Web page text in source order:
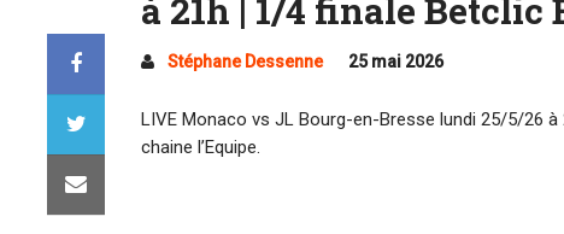
à 21h | 1/4 finale Betclic
Stéphane Dessenne 25 mai 2026
LIVE Monaco vs JL Bourg-en-Bresse lundi 25/5/26
chaine l’Equipe.